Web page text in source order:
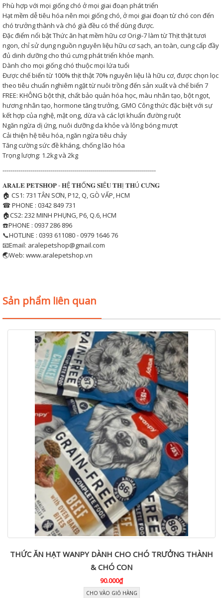
Phù hợp với mọi giống chó ở mọi giai đoạn phát triển
Hạt mềm dễ tiêu hóa nên mọi giống chó, ở mọi giai đoạn từ chó con đến
chó trưởng thành và chó già đều có thể dùng được.
Đặc điểm nổi bật Thức ăn hạt mềm hữu cơ Origi-7 làm từ Thịt thật tươi
ngon, chỉ sử dụng nguồn nguyên liệu hữu cơ sạch, an toàn, cung cấp đầy
đủ dinh dưỡng cho thú cưng phát triển khỏe mạnh.
Dành cho mọi giống chó thuộc mọi lứa tuổi
Được chế biến từ 100% thịt thật 70% nguyên liệu là hữu cơ, được chọn lọc
theo tiêu chuẩn nghiêm ngặt từ nuôi trồng đến sản xuất và chế biến 7
FREE: KHÔNG bột thịt, chất bảo quản hóa học, màu nhân tạo, bột ngọt,
hương nhân tạo, hormone tăng trưởng, GMO Công thức đặc biệt với sự
kết hợp của nghệ, mật ong, dừa và các lợi khuẩn đường ruột
Ngăn ngừa dị ứng, nuôi dưỡng da khỏe và lông bóng mượt
Cải thiện hệ tiêu hóa, ngăn ngừa tiêu chảy
Tăng cường sức đề kháng, chống lão hóa
Trọng lượng: 1.2kg và 2kg
-----------------------------------------------------------------------------
𝐀𝐑𝐀𝐋𝐄 𝐏𝐄𝐓𝐒𝐇𝐎𝐏 - 𝐇Ệ 𝐓𝐇Ố𝐍𝐆 𝐒𝐈Ê𝐔 𝐓𝐇Ị 𝐓𝐇Ú 𝐂Ư𝐍𝐆
🏠 CS1: 731 TÂN SƠN, P12, Q, GÒ VẤP, HCM
☎ PHONE : 0342 849 731
🏠CS2: 232 MINH PHỤNG, P6, Q.6, HCM
☎️PHONE : 0937 286 896
📞HOTLINE : 0393 611080 - 0979 1646 76
📧Email: aralepetshop@gmail.com
🌏Web: www.aralepetshop.vn
Sản phẩm liên quan
THỨC ĂN HẠT WANPY DÀNH CHO CHÓ TRƯỞNG THÀNH
& CHÓ CON
90.000₫
CHO VÀO GIỎ HÀNG